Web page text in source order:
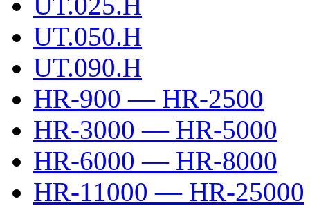
UT.050.H
UT.090.H
HR-900 — HR-2500
HR-3000 — HR-5000
HR-6000 — HR-8000
HR-11000 — HR-25000